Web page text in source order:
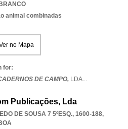
animal combinadas
no Mapa
for:
DE CAMPO, LDA...
Publicações, Lda
DE SOUSA 7 5ºESQ., 1600-188,